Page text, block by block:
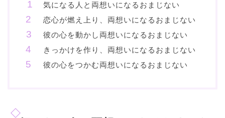
気になる人と両想いになるおまじない
恋心が燃え上り、両想いになるおまじない
彼の心を動かし両想いになるおまじない
きっかけを作り、両想いになるおまじない
彼の心をつかむ両想いになるおまじない